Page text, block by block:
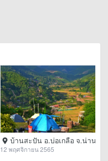
บ้านสะปัน อ.บ่อเกลือ จ.น่าน
12 พฤศจิกายน 2565